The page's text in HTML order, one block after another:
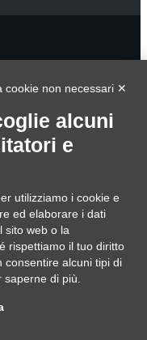
cookie non necessari ✕
alcuni
e
utilizziamo i cookie e
ed elaborare i dati
sito web o la
rispettiamo il tuo diritto
consentire alcuni tipi di
di più.